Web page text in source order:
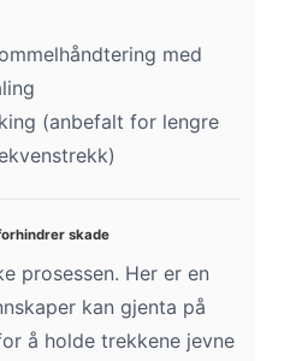
med
(anbefalt for lengre
skade
prosessen. Her er en
kan gjenta på
å holde trekkene jevne